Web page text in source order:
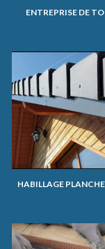
ENTREPRISE DE
HABILLAGE